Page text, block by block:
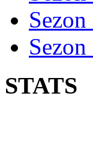
STATS